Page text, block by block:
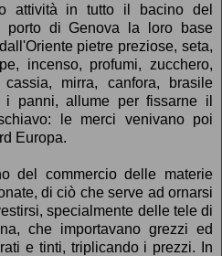
attività in tutto il bacino del
porto di Genova la loro base
pietre preziose, seta,
incenso, profumi, zucchero,
mirra, canfora, brasile
i panni, allume per fissarne il
le merci venivano poi
Europa.
del commercio delle materie
di ciò che serve ad ornarsi
specialmente delle tele di
che importavano grezzi ed
e tinti, triplicando i prezzi. In